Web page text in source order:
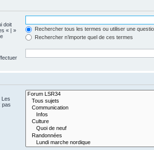
doit
« | »
Rechercher tous les termes ou utiliser une
Rechercher n’importe quel de ces termes
Les
pas